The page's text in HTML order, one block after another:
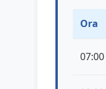
Ora
07:00